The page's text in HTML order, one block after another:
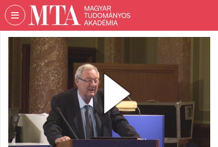
Fejléc kihagyása Menü kihagyása Tartalom kihagyása
VIDEOTORIUM
MAGYAR
TUDOMÁNYOS
AKADÉMIA
Intézményi kezdőlap
Bejelentkezés